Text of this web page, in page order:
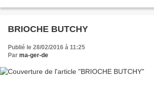
BRIOCHE BUTCHY
Publié le 28/02/2016 à 11:25
Par ma-ger-de